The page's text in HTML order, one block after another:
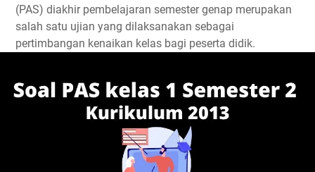
(PAS) diakhir pembelajaran semester genap merupakan
salah satu ujian yang dilaksanakan sebagai
pertimbangan kenaikan kelas bagi peserta didik.